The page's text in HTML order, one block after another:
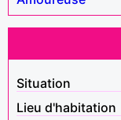
Situation
Lieu d'habitation